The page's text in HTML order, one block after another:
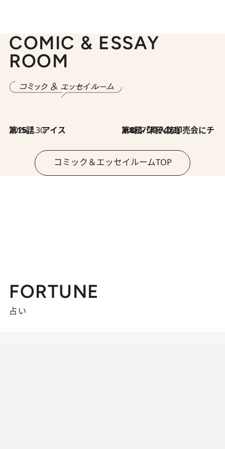
COMIC & ESSAY
ROOM
2026.7.30
第15話 アイス 2026.7.30
第8回「同人誌即売会にチャレンジ その2」
コミック＆エッセイルームTOP
FORTUNE
占い